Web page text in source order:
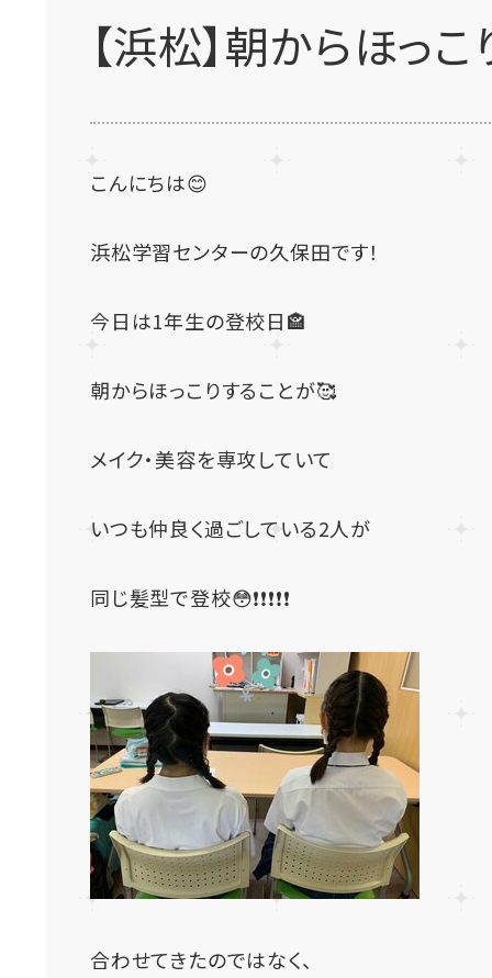
【浜松】朝からほっ
こんにちは😊
浜松学習センターの久保田です！
今日は1年生の登校日🏤
朝からほっこりすることが🥰
メイク・美容を専攻していて
いつも仲良く過ごしている2人が
同じ髪型で登校😳❗❗❗❗❗
合わせてきたのではなく、